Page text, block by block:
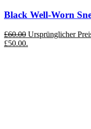
Black Well-Worn
£60.00 Ursprünglicher
£50.00.